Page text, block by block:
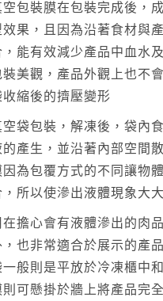
空包裝膜在包裝完成後，
效果，且因為沿著食材與
，能有效減少產品中血水
裝美觀，產品外觀上也不
收縮後的擠壓變形
空袋包裝，解凍後，袋內
的產生，並沿著內部空間
因為包覆方式的不同讓物
，所以使滲出液體現象大
在擔心會有液體滲出的肉
也非常適合於展示的產
一般則是平放於冷凍櫃中
則可懸掛於牆上將產品完